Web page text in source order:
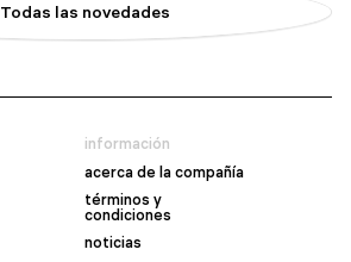
Todas las novedades
información
acerca de la compañía
términos y
condiciones
noticias